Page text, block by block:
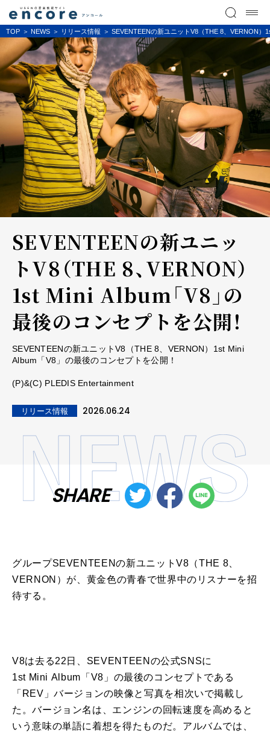
TOP NEWS リリース情報 SEVENTEENの新ユニットV8（THE 8、VERNON）
SEVENTEENの新ユニッ
トV8（THE 8、VERNON）
1st Mini Album「V8」の
最後のコンセプトを公開！
SEVENTEENの新ユニットV8（THE 8、VERNON）1st Mini
Album「V8」の最後のコンセプトを公開！
(P)&(C) PLEDIS Entertainment
リリース情報 2026.06.24
SHARE
グループSEVENTEENの新ユニットV8 （THE 8
VERNON ）が、黄金色の青春で世界中の リスナーを招
待する。
V8は去る22日、 SEVENTEEN の公式SNSに
1st Mini Album 「 V8 」 の最後のコンセプト である
「REV」バージョンの映像と写真を相次いで掲載し
た。バージョン名は、エンジンの回転速度を高めると
いう意味の単語に着想を得たものだ。アルバムでは、